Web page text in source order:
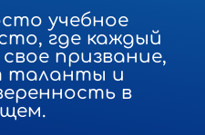
учебное
где каждый
призвание,
таланты и
в